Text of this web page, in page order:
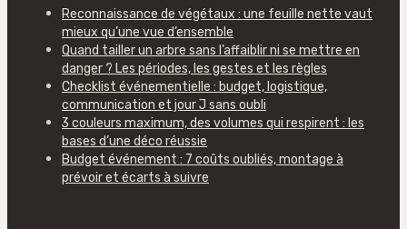
Reconnaissance de végétaux : une feuille nette vaut
mieux qu’une vue d’ensemble
Quand tailler un arbre sans l’affaiblir ni se mettre en
danger ? Les périodes, les gestes et les règles
Checklist événementielle : budget, logistique,
communication et jour J sans oubli
3 couleurs maximum, des volumes qui respirent : les
bases d’une déco réussie
Budget événement : 7 coûts oubliés, montage à
prévoir et écarts à suivre